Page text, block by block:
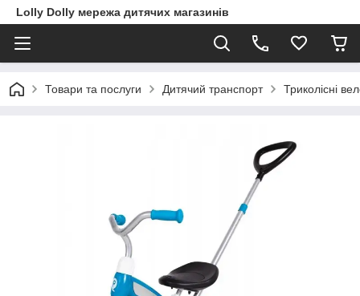
Lolly Dolly мережа дитячих магазинів
Товари та послуги Дитячий транспорт Триколісні